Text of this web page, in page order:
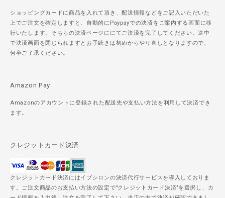
ショッピングカードに商品を入れて頂き、配送情報などをご記入いただいた
上でご注文を確定しますと、自動的にPaypayでの決済をご案内する画面に移
行いたします。そちらの決済ページににてご決済を完了してください。途中
で決済画面を閉じられますとお手続きは初めからやり直しとなりますので、
何卒ご了承ください。
Amazon Pay
Amazonのアカウントに登録された配送先や支払い方法を利用して決済でき
ます。
クレジットカード決済
クレジットカード決済にはイプシロンの決済代行サービスを導入しておりま
す。ご注文商品のお支払い方法の設定で"クレジットカード決済"を選択し、カ